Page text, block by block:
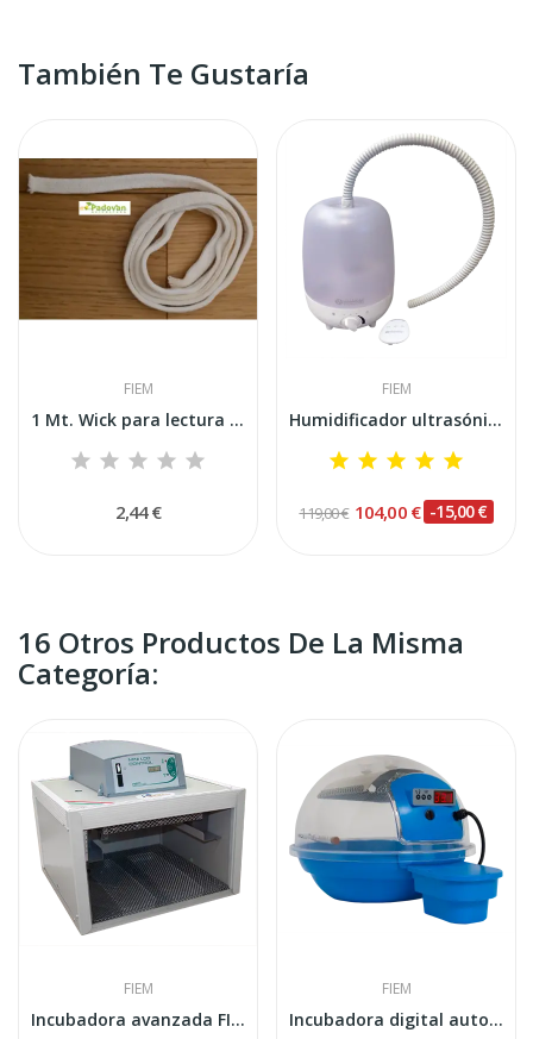
También Te Gustaría
FIEM
1 Mt. Wick para lectura de humedad de bulbo...
2,44 €
FIEM
Humidificador ultrasónico automático FIEM...
119,00 € 104,00 € -15,00 €
16 Otros Productos De La Misma
Categoría:
FIEM
Incubadora avanzada FIEM MG25 REP Mini LED...
FIEM
Incubadora digital automática FIEM Smart REP 24...